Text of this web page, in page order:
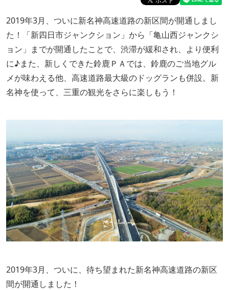
2019年3月、ついに新名神高速道路の新区間が開通しまし
た！「新四日市ジャンクション」から「亀山西ジャンクシ
ョン」までが開通したことで、渋滞が緩和され、より便利
に♪また、新しくできた鈴鹿ＰＡでは、鈴鹿のご当地グル
メが味わえる他、高速道路最大級のドッグランも併設。新
名神を使って、三重の観光をさらに楽しもう！
2019年3月、ついに、待ち望まれた新名神高速道路の新区
間が開通しました！